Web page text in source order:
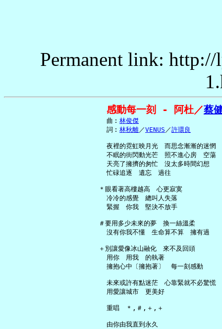
Permanent link:
感動每一刻 - 阿杜／蔡
     曲︰
林俊傑
     詞︰
林秋離／VENUS ／許環良
     夜裡的霓虹映月光　而思念漸漸的迷惘
     不眠的街閃動光芒　照不進心房　空蕩
     天亮了擁擠的匆忙　沒太多時間幻想
     忙碌追逐　遺忘　過往
   ＊眼看著高樓越高　心更寂寞
     冷冷的感覺　總叫人失落
     緊握　你我　堅決不放手
   ＃要用多少未來的夢　換一絲溫柔
     沒有你我不懂　生命算不算　擁有過
   ＋別讓愛像冰山融化　來不及回頭
     用你　用我　的執著
     擁抱心中〔擁抱著〕　每一刻感動
     未來或許有點迷茫　心靠緊就不必驚慌
     用愛讓城市　更美好
     重唱　＊,＃,＋,＋
     由你由我直到永久